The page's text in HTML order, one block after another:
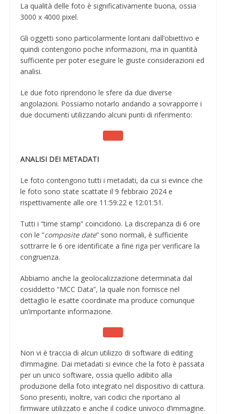
La qualità delle foto è significativamente buona, ossia
3000 x 4000 pixel.
Gli oggetti sono particolarmente lontani dall’obiettivo e
quindi contengono poche informazioni, ma in quantità
sufficiente per poter eseguire le giuste considerazioni ed
analisi.
Le due foto riprendono le sfere da due diverse
angolazioni. Possiamo notarlo andando a sovrapporre i
due documenti utilizzando alcuni punti di riferimento:
ANALISI DEI METADATI
Le foto contengono tutti i metadati, da cui si evince che
le foto sono state scattate il 9 febbraio 2024 e
rispettivamente alle ore 11:59:22 e 12:01:51.
Tutti i “time stamp” coincidono. La discrepanza di 6 ore
con le “composite date” sono normali, è sufficiente
sottrarre le 6 ore identificate a fine riga per verificare la
congruenza.
Abbiamo anche la geolocalizzazione determinata dal
cosiddetto “MCC Data”, la quale non fornisce nel
dettaglio le esatte coordinate ma produce comunque
un’importante informazione.
Non vi è traccia di alcun utilizzo di software di editing
d’immagine. Dai metadati si evince che la foto è passata
per un unico software, ossia quello adibito alla
produzione della foto integrato nel dispositivo di cattura.
Sono presenti, inoltre, vari codici che riportano al
firmware utilizzato e anche il codice univoco d’immagine.